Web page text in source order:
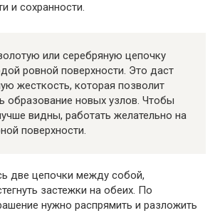
и сохранности.
или серебряную цепочку
ровной поверхности. Это даст
жесткость, которая позволит
образование новых узлов. Чтобы
видны, работать желательно на
поверхности.
две цепочки между собой,
застежки на обеих. По
нужно распрямить и разложить